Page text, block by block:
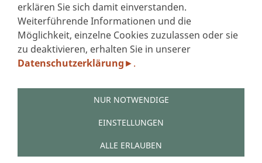
VERTRAG WIDERRUFEN
IMPRESSUM
DATENSCHUTZERKLÄRUNG GEM. DSGVO
WIDERRUFSFORMULAR
erklären Sie sich damit einverstanden.
Weiterführende Informationen und die
Möglichkeit, einzelne Cookies zuzulassen oder sie
zu deaktivieren, erhalten Sie in unserer
Datenschutzerklärung ► .
NUR NOTWENDIGE
EINSTELLUNGEN
ALLE ERLAUBEN